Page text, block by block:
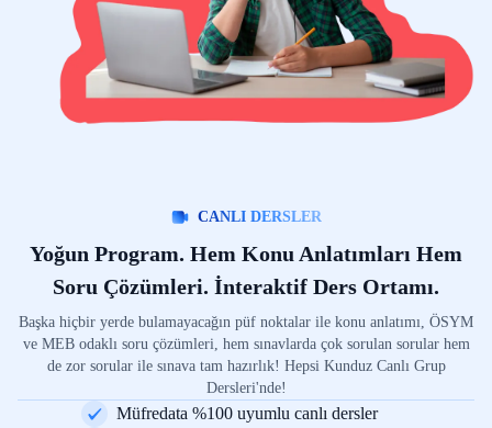
CANLI DERSLER
Yoğun Program. Hem Konu Anlatımları Hem
Soru Çözümleri. İnteraktif Ders Ortamı.
Başka hiçbir yerde bulamayacağın püf noktalar ile konu anlatımı, ÖSYM
ve MEB odaklı soru çözümleri, hem sınavlarda çok sorulan sorular hem
de zor sorular ile sınava tam hazırlık! Hepsi Kunduz Canlı Grup
Dersleri'nde!
Müfredata %100 uyumlu canlı dersler